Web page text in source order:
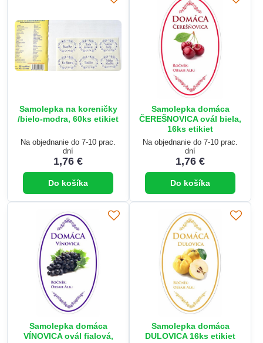
Samolepka na koreničky
/bielo-modra, 60ks etikiet
Na objednanie do 7-10 prac.
dní
1,76 €
Do košíka
Samolepka domáca
ČEREŠNOVICA ovál biela,
16ks etikiet
Na objednanie do 7-10 prac.
dní
1,76 €
Do košíka
Samolepka domáca
VÍNOVICA ovál fialová,
Samolepka domáca
DULOVICA 16ks etikiet